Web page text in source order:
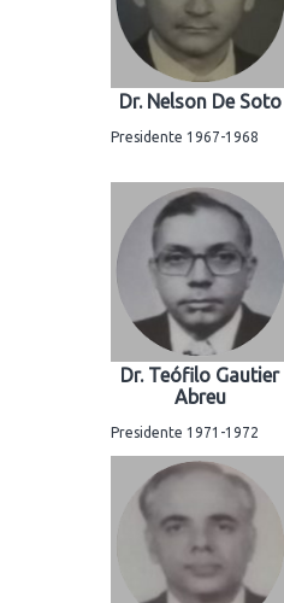
Dr. Nelson De Soto
Presidente 1967-1968
Dr. Teófilo Gautier
Abreu
Presidente 1971-1972